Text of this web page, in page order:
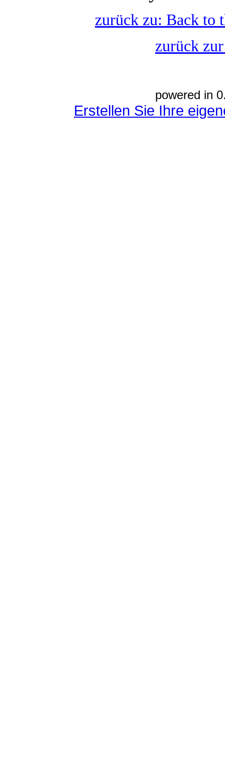
zurück zu: Back to
zurück
powered in
Erstellen Sie Ihre